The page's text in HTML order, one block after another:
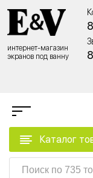
интернет-магазин
экранов под ванну
Каталог